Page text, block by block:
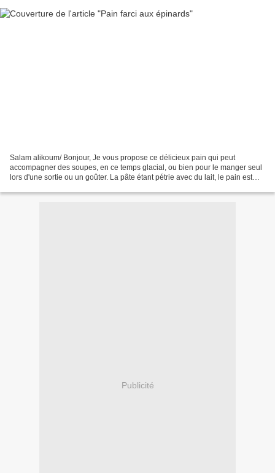
Salam alikoum/ Bonjour, Je vous propose ce délicieux pain qui peut
accompagner des soupes, en ce temps glacial, ou bien pour le manger seul
lors d'une sortie ou un goûter. La pâte étant pétrie avec du lait, le pain est
Publicité